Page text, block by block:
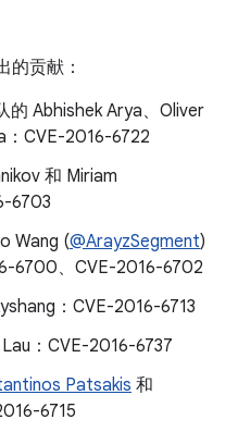
的贡献：
Abhishek Arya、Oliver
：CVE-2016-6722
和 Miriam
6703
Wang (@ArayzSegment)
6700、CVE-2016-6702
：CVE-2016-6713
：CVE-2016-6737
Patsakis 和
6715